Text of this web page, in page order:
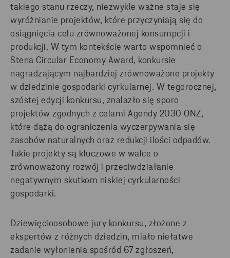
takiego stanu rzeczy, niezwykle ważne staje się
wyróżnianie projektów, które przyczyniają się do
osiągnięcia celu zrównoważonej konsumpcji i
produkcji. W tym kontekście warto wspomnieć o
Stena Circular Economy Award, konkursie
nagradzającym najbardziej zrównoważone projekty
w dziedzinie gospodarki cyrkularnej. W tegorocznej,
szóstej edycji konkursu, znalazło się sporo
projektów zgodnych z celami Agendy 2030 ONZ,
które dążą do ograniczenia wyczerpywania się
zasobów naturalnych oraz redukcji ilości odpadów.
Takie projekty są kluczowe w walce o
zrównoważony rozwój i przeciwdziałanie
negatywnym skutkom niskiej cyrkularności
gospodarki.
Dziewięcioosobowe jury konkursu, złożone z
ekspertów z różnych dziedzin, miało niełatwe
zadanie wyłonienia spośród 67 zgłoszeń,